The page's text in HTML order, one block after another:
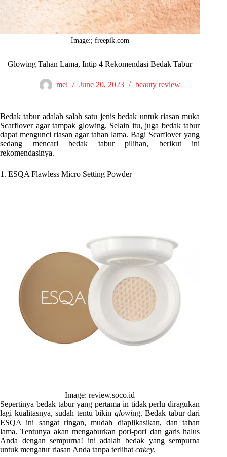
Image:; freepik.com
Glowing Tahan Lama, Intip 4 Rekomendasi Bedak Tabur
mel June 20, 2023 beauty review
Bedak tabur adalah salah satu jenis bedak untuk riasan muka
Scarflover agar tampak glowing. Selain itu, juga bedak tabur
dapat mengunci riasan agar tahan lama. Bagi Scarflover yang
sedang mencari bedak tabur pilihan, berikut ini
rekomendasinya.
1. ESQA Flawless Micro Setting Powder
Image: review.soco.id
Sepertinya bedak tabur yang pertama in tidak perlu diragukan
lagi kualitasnya, sudah tentu bikin glowing. Bedak tabur dari
ESQA ini sangat ringan, mudah diaplikasikan, dan tahan
lama. Tentunya akan mengaburkan pori-pori dan garis halus
Anda dengan sempurna! ini adalah bedak yang sempurna
untuk mengatur riasan Anda tanpa terlihat cakey.